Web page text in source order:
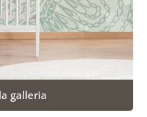
galleria